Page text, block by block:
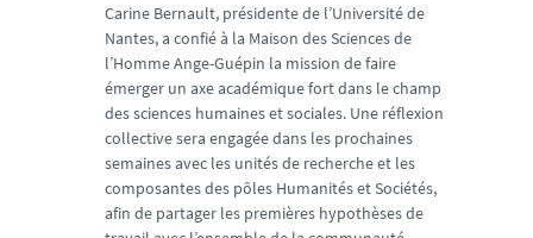
Carine Bernault, présidente de l’Université de
Nantes, a confié à la Maison des Sciences de
l’Homme Ange-Guépin la mission de faire
émerger un axe académique fort dans le champ
des sciences humaines et sociales. Une réflexion
collective sera engagée dans les prochaines
semaines avec les unités de recherche et les
composantes des pôles Humanités et Sociétés,
afin de partager les premières hypothèses de